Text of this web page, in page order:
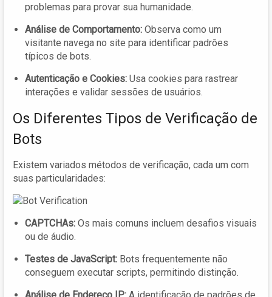
problemas para provar sua humanidade.
Análise de Comportamento: Observa como um
visitante navega no site para identificar padrões
típicos de bots.
Autenticação e Cookies: Usa cookies para rastrear
interações e validar sessões de usuários.
Os Diferentes Tipos de Verificação de
Bots
Existem variados métodos de verificação, cada um com
suas particularidades:
CAPTCHAs: Os mais comuns incluem desafios visuais
ou de áudio.
Testes de JavaScript: Bots frequentemente não
conseguem executar scripts, permitindo distinção.